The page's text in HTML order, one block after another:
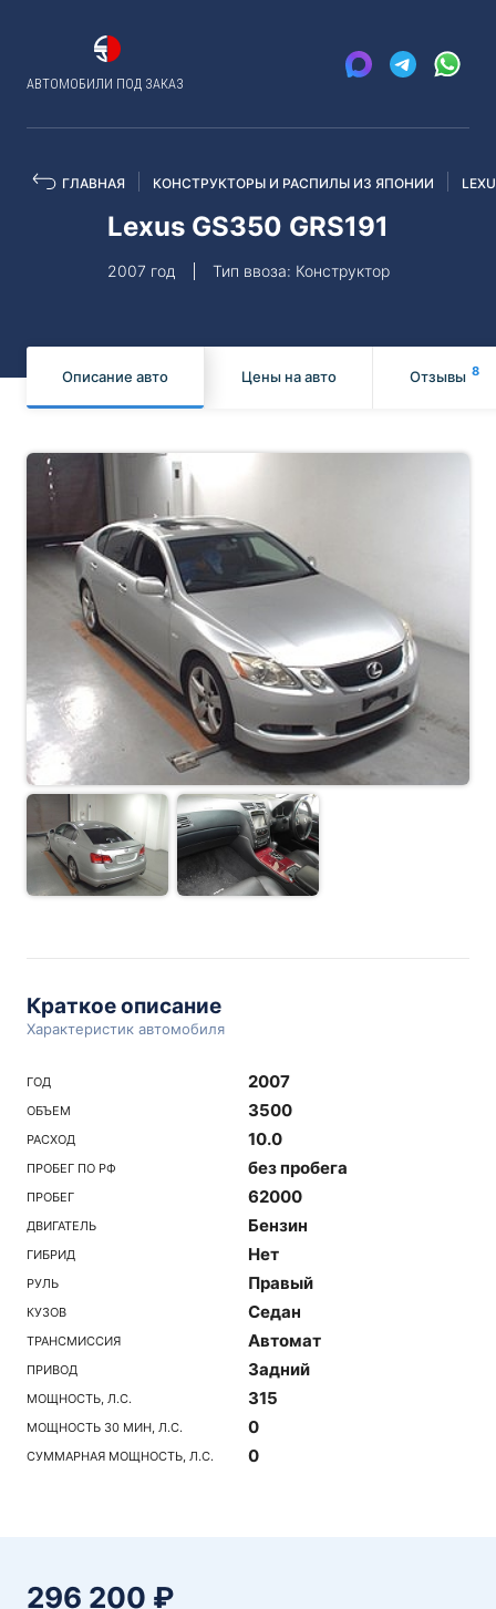
АВТОМОБИЛИ ПОД ЗАКАЗ
ГЛАВНАЯ КОНСТРУКТОРЫ И РАСПИЛЫ ИЗ ЯПОНИИ
Lexus GS350 GRS191
2007 год Тип ввоза: Конструктор
Описание авто Цены на авто Отзывы 8
Краткое описание
Характеристик автомобиля
ГОД 2007
ОБЪЕМ 3500
РАСХОД 10.0
ПРОБЕГ ПО РФ без пробега
ПРОБЕГ 62000
ДВИГАТЕЛЬ Бензин
ГИБРИД Нет
РУЛЬ Правый
КУЗОВ Седан
ТРАНСМИССИЯ Автомат
ПРИВОД Задний
МОЩНОСТЬ, Л.С. 315
МОЩНОСТЬ 30 МИН, Л.С. 0
СУММАРНАЯ МОЩНОСТЬ, Л.С. 0
296 200 ₽